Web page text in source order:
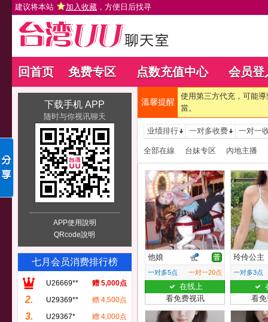
建议将本站 加入收藏 ，方便日后找寻
回首页 免费专区 点数充值中心 会员登
下载手机 APP
随时与你视讯聊天
APP使用說明
QRcode說明
七月会员消费排行榜
U26669** 赠 5,000点
2. U29369** 赠 4,500点
3. U29367* 赠 4,000点
溫馨提醒
使用第三方代充，可能
當。
业绩排行 一对多收费 一对一
全部在線 台妹专区 內地主播
他娘
一对多5点 一对一20点
在线上
看免费视讯
玲伶公主
一对多3点
看